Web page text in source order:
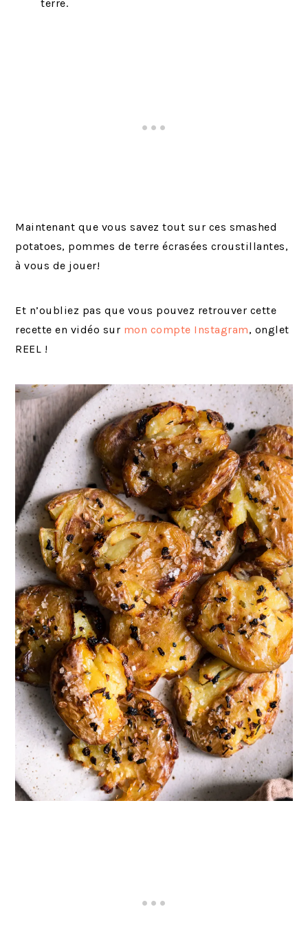
terre.
Maintenant que vous savez tout sur ces smashed
potatoes, pommes de terre écrasées croustillantes,
à vous de jouer!
Et n’oubliez pas que vous pouvez retrouver cette
recette en vidéo sur mon compte Instagram, onglet
REEL !